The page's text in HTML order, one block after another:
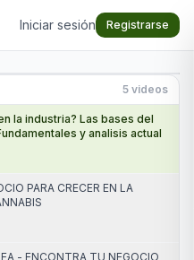
Iniciar sesión Registrarse
Las bases del
y analisis actual
5 videos
la industria? Las bases del
y analisis actual
PARA CRECER EN LA
- ENCONTRA TU NEGOCIO